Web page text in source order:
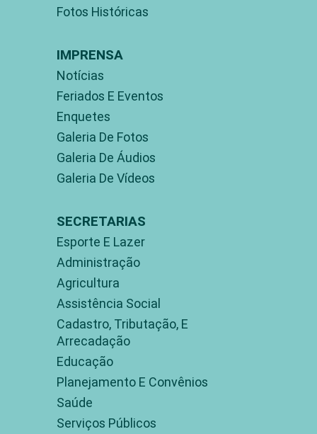
Fotos Históricas
IMPRENSA
Notícias
Feriados E Eventos
Enquetes
Galeria De Fotos
Galeria De Áudios
Galeria De Vídeos
SECRETARIAS
Esporte E Lazer
Administração
Agricultura
Assistência Social
Cadastro, Tributação, E
Arrecadação
Educação
Planejamento E Convênios
Saúde
Serviços Públicos